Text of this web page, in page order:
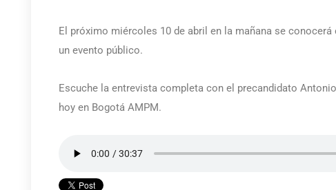
El próximo miércoles 10 de abril en la mañana se
un evento público.
Escuche la entrevista completa con el precandidato
hoy en Bogotá AMPM.